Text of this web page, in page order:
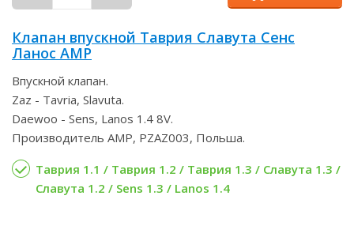
Клапан впускной Таврия Славута Сенс
Ланос AMP
Впускной клапан.
Zaz - Tavria, Slavuta.
Daewoo - Sens, Lanos 1.4 8V.
Производитель AMP, PZAZ003, Польша.
Таврия 1.1 / Таврия 1.2 / Таврия 1.3 / Славута 1.3 /
Славута 1.2 / Sens 1.3 / Lanos 1.4